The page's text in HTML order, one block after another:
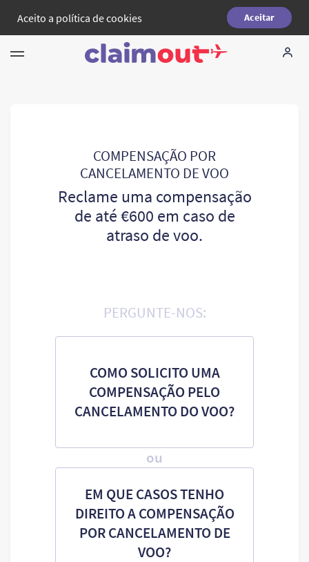
Aceito a política de cookies Aceitar
Language: PT
COMPENSAÇÃO POR
CANCELAMENTO DE VOO
Reclame uma compensação
de até €600 em caso de
atraso de voo.
PERGUNTE-NOS:
COMO SOLICITO UMA
COMPENSAÇÃO PELO
CANCELAMENTO DO VOO?
ou
EM QUE CASOS TENHO
DIREITO A COMPENSAÇÃO
POR CANCELAMENTO DE
VOO?